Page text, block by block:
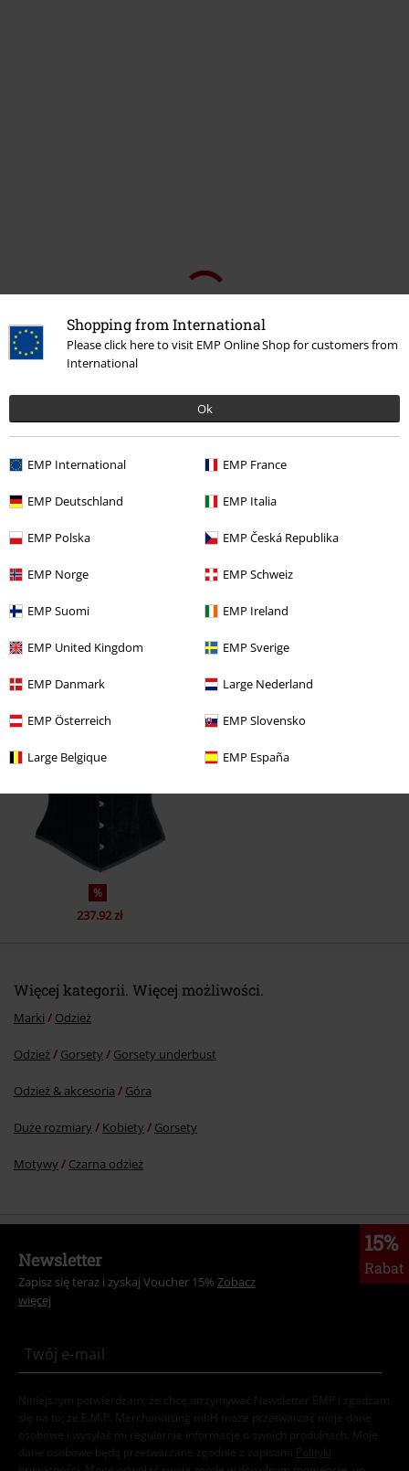
Shopping from International
Please click here to visit EMP Online Shop for customers from
International
Ok
EMP International EMP France
EMP Deutschland EMP Italia
EMP Polska EMP Česká Republika
EMP Norge EMP Schweiz
EMP Suomi EMP Ireland
EMP United Kingdom EMP Sverige
EMP Danmark Large Nederland
EMP Österreich EMP Slovensko
Large Belgique EMP España
Ostatnia wizyta
%
237.92 zł
Więcej kategorii. Więcej możliwości.
Marki Odzież
Odzież Gorsety Gorsety underbust
Odzież & akcesoria Góra
Duże rozmiary Kobiety Gorsety
Motywy Czarna odzież
15%
Rabat
Newsletter
Zapisz się teraz i zyskaj Voucher 15% Zobacz
więcej
Niniejszym potwierdzam, że chcę otrzymywać Newsletter EMP i zgadzam
się na to, że E.M.P. Merchandising mbH może przetwarzać moje dane
osobowe i wysyłać mi regularnie informacje o swoich produktach. Moje
dane osobowe będą przetwarzane zgodnie z zapisami
Polityki